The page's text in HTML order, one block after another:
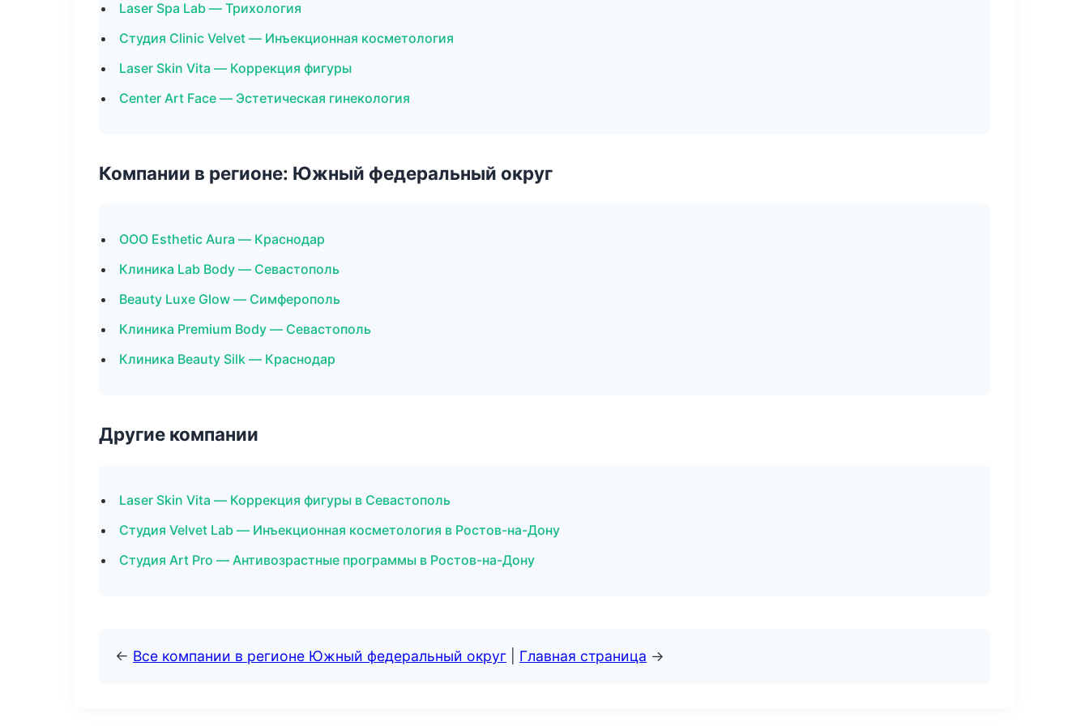
Laser Spa Lab — Трихология
Студия Clinic Velvet — Инъекционная косметология
Laser Skin Vita — Коррекция фигуры
Center Art Face — Эстетическая гинекология
Компании в регионе: Южный федеральный округ
ООО Esthetic Aura — Краснодар
Клиника Lab Body — Севастополь
Beauty Luxe Glow — Симферополь
Клиника Premium Body — Севастополь
Клиника Beauty Silk — Краснодар
Другие компании
Laser Skin Vita — Коррекция фигуры в Севастополь
Студия Velvet Lab — Инъекционная косметология в Ростов-на-Дону
Студия Art Pro — Антивозрастные программы в Ростов-на-Дону
← Все компании в регионе Южный федеральный округ Главная страница →